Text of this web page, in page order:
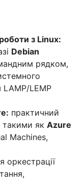
з Linux:
Debian
рядком,
LAMP/LEMP
практичний
такими як Azure
Machines,
оркестрації